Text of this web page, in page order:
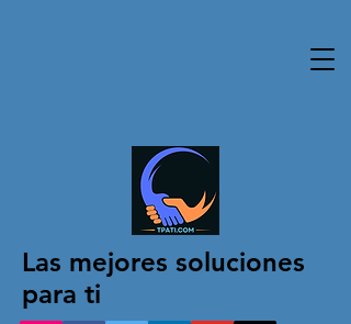
Las mejores soluciones
para ti